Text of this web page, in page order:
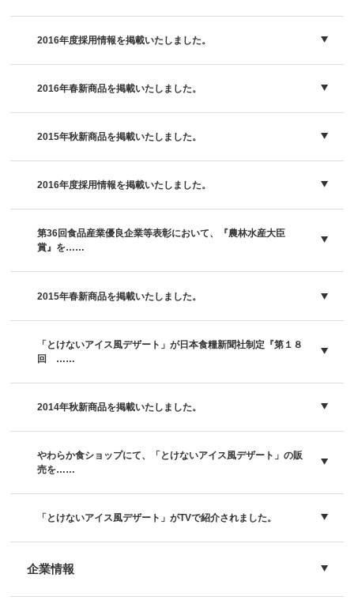
2016年度採用情報を掲載いたしました。
2016年春新商品を掲載いたしました。
2015年秋新商品を掲載いたしました。
2016年度採用情報を掲載いたしました。
第36回食品産業優良企業等表彰において、『農林水産大臣
賞』を……
2015年春新商品を掲載いたしました。
「とけないアイス風デザート」が日本食糧新聞社制定『第１８
回 ……
2014年秋新商品を掲載いたしました。
やわらか食ショップにて、「とけないアイス風デザート」の販
売を……
「とけないアイス風デザート」がTVで紹介されました。
企業情報